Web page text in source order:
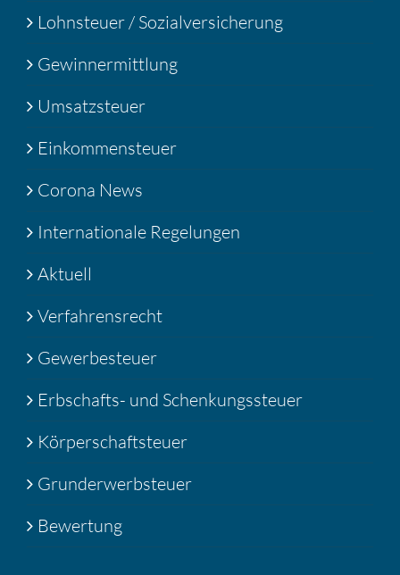
Lohnsteuer / Sozialversicherung
Gewinnermittlung
Umsatzsteuer
Einkommensteuer
Corona News
Internationale Regelungen
Aktuell
Verfahrensrecht
Gewerbesteuer
Erbschafts- und Schenkungssteuer
Körperschaftsteuer
Grunderwerbsteuer
Bewertung